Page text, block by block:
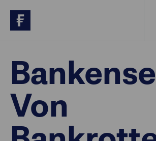
Beratungs-Tools
Anlagethemen
Anlagestrategien
Von